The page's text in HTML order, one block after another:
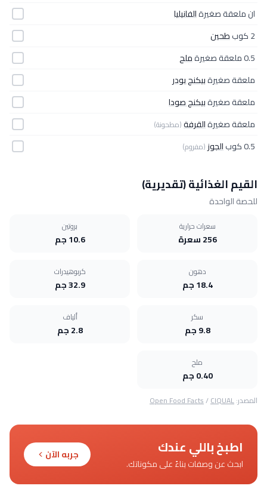
ان ملعقة صغيرةالفانيليا
2 كوب
طحين
0.5 ملعقة صغيرة
ملح
ملعقة صغيرةبيكنج بودر
ملعقة صغيرةبيكنج صودا
ملعقة صغيرةالقرفة(مطحونة)
0.5 كوب الجوز (مفروم)
القيم الغذائية (تقديرية)
للحصة الواحدة
سعرات حرارية
256 سعرة
بروتين
10.6 جم
دهون
18.4 جم
كربوهيدرات
32.9 جم
سكر
9.8 جم
ألياف
2.8 جم
ملح
0.40 جم
المصدر: Open Food Facts/CIQUAL
اطبخ باللي عندك
ابحث عن وصفات بناءً على مكوناتك.
جربه الآن